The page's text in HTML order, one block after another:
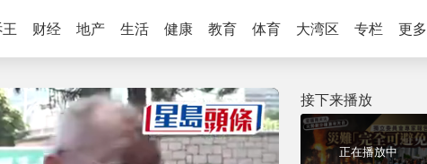
财经 地产 生活 健康 教育 体育 大湾区 专栏 更多
接下来播放
正在播放中